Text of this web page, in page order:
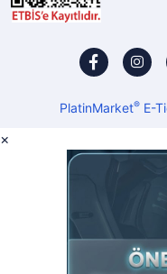
PlatinMarket®E-
×